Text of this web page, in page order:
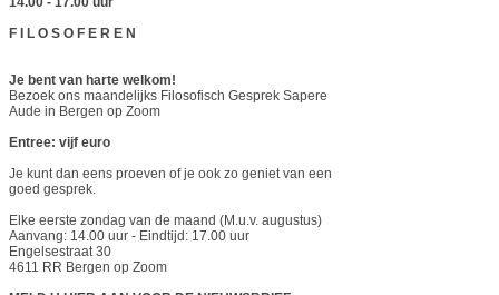
F I L O S O F E R E N
Je bent van harte welkom!
Bezoek ons maandelijks Filosofisch Gesprek Sapere
Aude in Bergen op Zoom
Entree: vijf euro
Je kunt dan eens proeven of je ook zo geniet van een
goed gesprek.
Elke eerste zondag van de maand (M.u.v. augustus)
Aanvang: 14.00 uur - Eindtijd: 17.00 uur
Engelsestraat 30
4611 RR Bergen op Zoom